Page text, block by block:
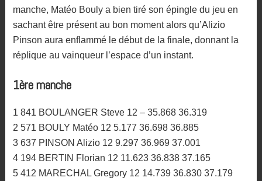
manche, Matéo Bouly a bien tiré son épingle du jeu en
sachant être présent au bon moment alors qu’Alizio
Pinson aura enflammé le début de la finale, donnant la
réplique au vainqueur l’espace d’un instant.
1ère manche
1 841 BOULANGER Steve 12 – 35.868 36.319
2 571 BOULY Matéo 12 5.177 36.698 36.885
3 637 PINSON Alizio 12 9.297 36.969 37.001
4 194 BERTIN Florian 12 11.623 36.838 37.165
5 412 MARECHAL Gregory 12 14.739 36.830 37.179